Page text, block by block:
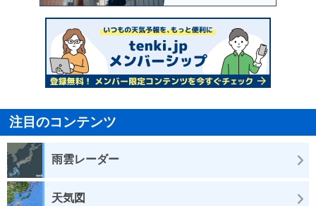
注目のコンテンツ
雨雲レーダー
天気図